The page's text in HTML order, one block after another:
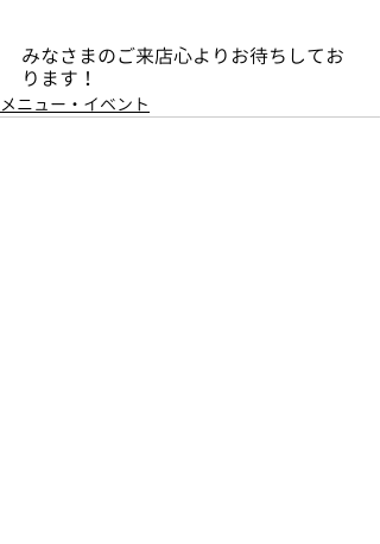
みなさまのご来店心よりお待ちしてお
ります！
メニュー・イベント